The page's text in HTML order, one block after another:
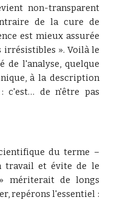
non-transparent
de la cure de
est mieux assurée
irrésistibles ». Voilà le
l'analyse, quelque
à la description
c'est… de n'être pas
du terme –
travail et évite de le
mériterait de longs
repérons l'essentiel :